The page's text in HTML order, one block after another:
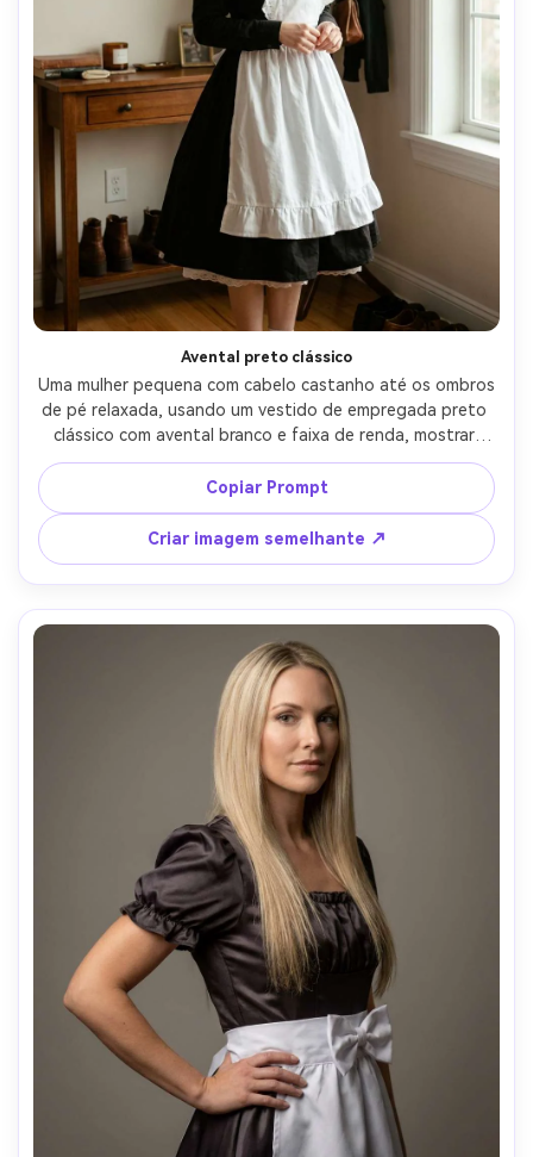
Avental preto clássico
Uma mulher pequena com cabelo castanho até os ombros
de pé relaxada, usando um vestido de empregada preto
clássico com avental branco e faixa de renda, mostrar
como a bainha se senta em sua moldura com uma saia até
o joelho e sutil petticoat, em uma entrada de
apartamento arrumada, luz de janela macia, lente de
50mm f/2, retrato de corpo inteiro, sorriso neutro,
textura do tecido visível, sombras naturais, grau de cor
editorial, alta resolução-AR 4:5
Copiar Prompt
Criar imagem semelhante ↗